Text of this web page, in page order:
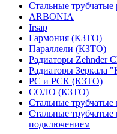
Стальные трубчатые
ARBONIA
Irsap
Гармония (КЗТО)
Параллели (КЗТО)
Радиаторы Zehnder
Радиаторы
РС и РСК (КЗТО)
СОЛО (КЗТО)
Стальные трубчатые
Стальные
подключением